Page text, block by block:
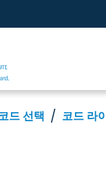
드 선택 코드 라